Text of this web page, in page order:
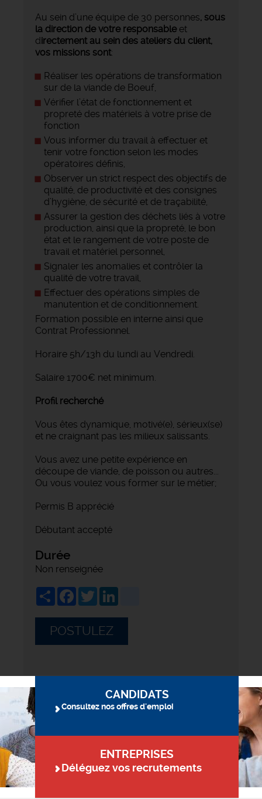
Au sein d’une équipe de 30 personnes, sous
la direction de votre responsable et
directement au sein des ateliers du client,
vos missions sont:
Réaliser les opérations de transformation
sur de la viande de Boeuf,
Vérifier l’état de fonctionnement et
propreté des matériels à votre prise de
fonction
Vous informer du travail à effectuer et
tenir votre fonction selon les modes
opératoires définis,
Observer un strict respect des objectifs de
qualité, de productivité et des consignes
d’hygiène, de sécurité et de traçabilité,
Assurer la gestion des déchets liés à votre
production, ainsi que la propreté, le bon
état et le rangement de votre poste de
travail et matériel personnel,
Signaler les anomalies et contrôler la
qualité de votre travail,
Effectuer des opérations simples de
manutention et de conditionnement.
Formation possible en interne ainsi que
Contrat Professionnel.
Horaire 5h/13h du lundi au Vendredi.
Salaire 1700€ net minimum.
Profil recherché
Vous êtes dynamique, motivé(e), sérieux(se)
et ne craignant pas les milieux salissants.
Vous avez une petite expérience en
découpe de viande, de poisson ou autres...
Ou vous voulez vous former sur le métier;
Permis B apprécié
Débutant accepté
Durée
Non renseignée
ShareFacebook
Twitter
POSTULEZ
CANDIDATS
Consultez nos offres d'emploi
ENTREPRISES
Déléguez vos recrutements